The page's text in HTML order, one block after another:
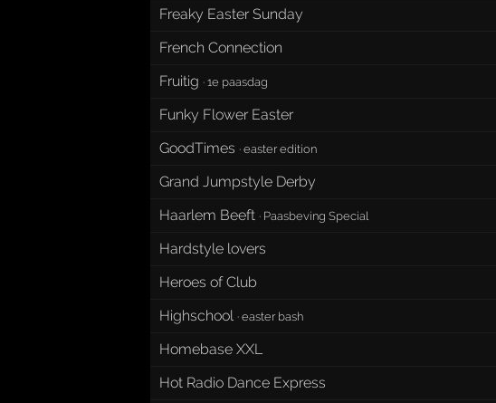
Freaky Easter Sunday
French Connection
Fruitig ·1e paasdag
Funky Flower Easter
GoodTimes ·easter edition
Grand Jumpstyle Derby
Haarlem Beeft · Paasbeving Special
Hardstyle lovers
Heroes of Club
Highschool ·easter bash
Homebase XXL
Hot Radio Dance Express